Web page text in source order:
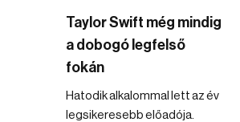
Taylor Swift még mindig
a dobogó legfelső
fokán
Hatodik alkalommal lett az év
legsikeresebb előadója.